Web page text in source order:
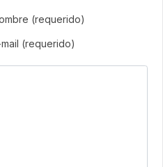
(requerido)
(requerido)